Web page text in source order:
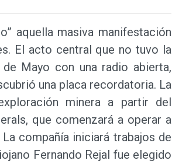
aquella masiva manifestación
El acto central que no tuvo la
Mayo con una radio abierta,
una placa recordatoria. La
minera a partir del
que comenzará a operar a
compañía iniciará trabajos de
Fernando Rejal fue elegido